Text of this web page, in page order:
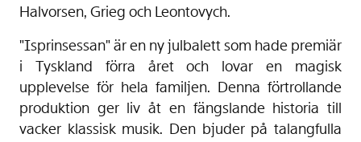
Halvorsen, Grieg och Leontovych.
"Isprinsessan" är en ny julbalett som hade premiär
i Tyskland förra året och lovar en magisk
upplevelse för hela familjen. Denna förtrollande
produktion ger liv åt en fängslande historia till
vacker klassisk musik. Den bjuder på talangfulla